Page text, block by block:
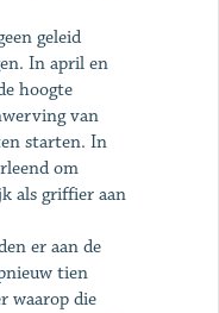
geleid
In april en
hoogte
van
starten. In
om
als griffier aan
er aan de
tien
waarop die